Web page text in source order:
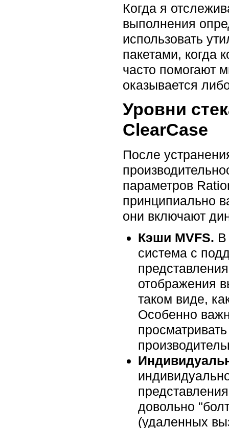
Когда я
выполнения
использовать
пакетами, когда
часто помогают
оказывается
Уровни
ClearCase
После
параметров
принципиально
они включают
Кэши MVFS. В
система с
отображения
таком виде,
Особенно
довольно
(удаленных